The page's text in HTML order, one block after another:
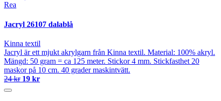
Rea
Jacryl 26107 dalablå
Kinna textil
Jacryl är ett mjukt akrylgarn från Kinna textil. Material: 100% akryl.
Mängd: 50 gram = ca 125 meter. Stickor 4 mm. Stickfasthet 20
maskor på 10 cm. 40 grader maskintvätt.
24 kr 19 kr